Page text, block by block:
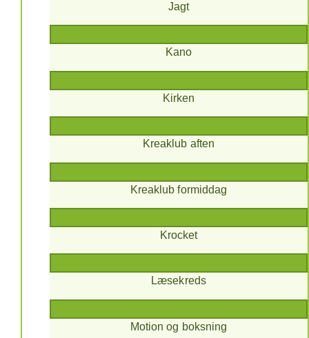
Jagt
Kano
Kirken
Kreaklub aften
Kreaklub formiddag
Krocket
Læsekreds
Motion og boksning